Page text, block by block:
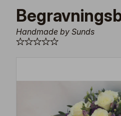
Handmade by Sunds